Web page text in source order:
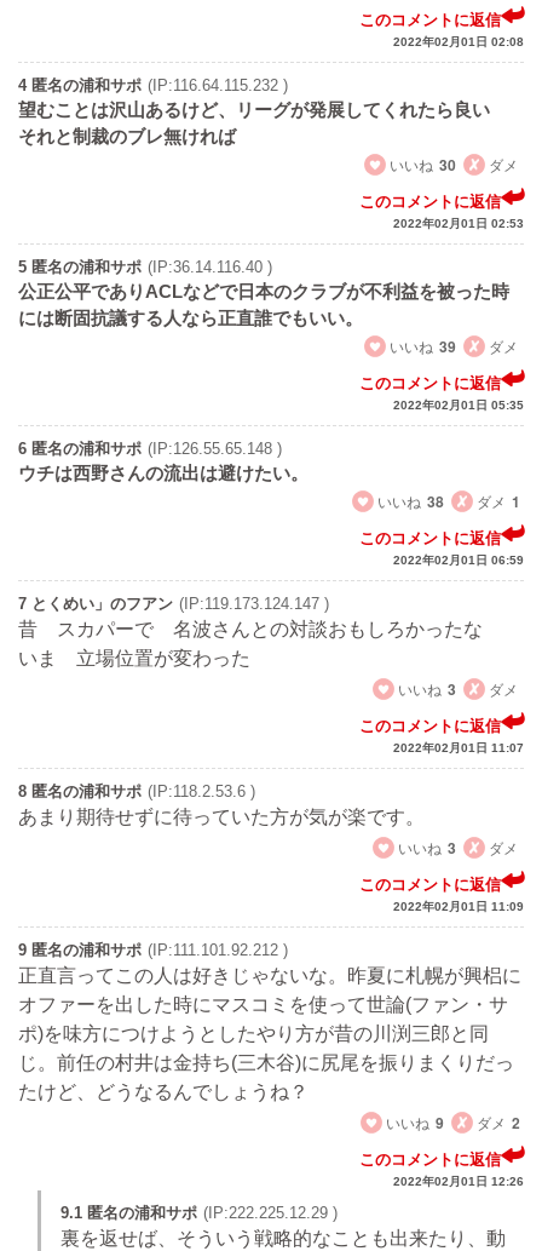
このコメントに返信
2022年02月01日 02:08
4 匿名の浦和サポ (IP:116.64.115.232 )
望むことは沢山あるけど、リーグが発展してくれたら良い
それと制裁のブレ無ければ
いいね 30 ダメ
このコメントに返信
2022年02月01日 02:53
5 匿名の浦和サポ (IP:36.14.116.40 )
公正公平でありACLなどで日本のクラブが不利益を被った時
には断固抗議する人なら正直誰でもいい。
いいね 39 ダメ
このコメントに返信
2022年02月01日 05:35
6 匿名の浦和サポ (IP:126.55.65.148 )
ウチは西野さんの流出は避けたい。
いいね 38 ダメ 1
このコメントに返信
2022年02月01日 06:59
7 とくめい」のフアン (IP:119.173.124.147 )
昔 スカパーで 名波さんとの対談おもしろかったな
いま 立場位置が変わった
いいね 3 ダメ
このコメントに返信
2022年02月01日 11:07
8 匿名の浦和サポ (IP:118.2.53.6 )
あまり期待せずに待っていた方が気が楽です。
いいね 3 ダメ
このコメントに返信
2022年02月01日 11:09
9 匿名の浦和サポ (IP:111.101.92.212 )
正直言ってこの人は好きじゃないな。昨夏に札幌が興梠に
オファーを出した時にマスコミを使って世論(ファン・サ
ポ)を味方につけようとしたやり方が昔の川渕三郎と同
じ。前任の村井は金持ち(三木谷)に尻尾を振りまくりだっ
たけど、どうなるんでしょうね？
いいね 9 ダメ 2
このコメントに返信
2022年02月01日 12:26
9.1 匿名の浦和サポ (IP:222.225.12.29 )
裏を返せば、そういう戦略的なことも出来たり、動